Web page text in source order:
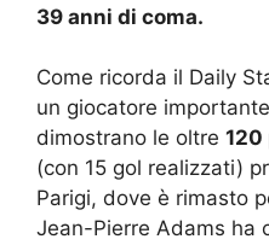
39 anni di coma.
Come ricorda il Daily
un giocatore
dimostrano le oltre 120
(con 15 gol realizzati)
Parigi, dove è rimasto
Jean-Pierre Adams ha